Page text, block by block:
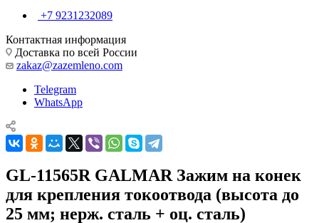
+7 9231232089
Контактная информация
Доставка по всей России
zakaz@zazemleno.com
Telegram
WhatsApp
GL-11565R GALMAR Зажим на конек
для крепления токоотвода (высота до
25 мм; нерж. сталь + оц. сталь)